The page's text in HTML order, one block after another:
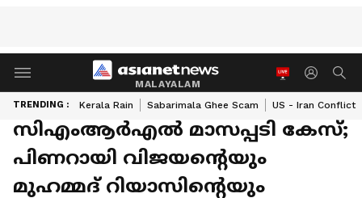
MALAYALAM
TRENDING : Kerala Rain Sabarimala Ghee Scam US - Iran Conflict
സിഎംആർഎൽ മാസപ്പടി കേസ്;
പിണറായി വിജയന്‍റെയും
മുഹമ്മദ് റിയാസിന്‍റെയും